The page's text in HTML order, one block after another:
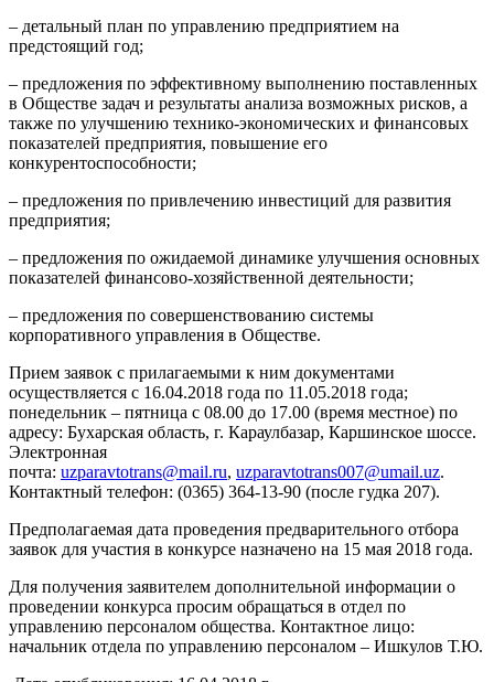
– детальный план по управлению предприятием на
предстоящий год;
– предложения по эффективному выполнению поставленных
в Обществе задач и результаты анализа возможных рисков, а
также по улучшению технико-экономических и финансовых
показателей предприятия, повышение его
конкурентоспособности;
– предложения по привлечению инвестиций для развития
предприятия;
– предложения по ожидаемой динамике улучшения основных
показателей финансово-хозяйственной деятельности;
– предложения по совершенствованию системы
корпоративного управления в Обществе.
Прием заявок с прилагаемыми к ним документами
осуществляется с 16.04.2018 года по 11.05.2018 года;
понедельник – пятница с 08.00 до 17.00 (время местное) по
адресу: Бухарская область, г. Караулбазар, Каршинское шоссе.
Электронная
почта: uzparavtotrans@mail.ru, uzparavtotrans007@umail.uz.
Контактный телефон: (0365) 364-13-90 (после гудка 207).
Предполагаемая дата проведения предварительного отбора
заявок для участия в конкурсе назначено на 15 мая 2018 года.
Для получения заявителем дополнительной информации о
проведении конкурса просим обращаться в отдел по
управлению персоналом общества. Контактное лицо:
начальник отдела по управлению персоналом – Ишкулов Т.Ю.